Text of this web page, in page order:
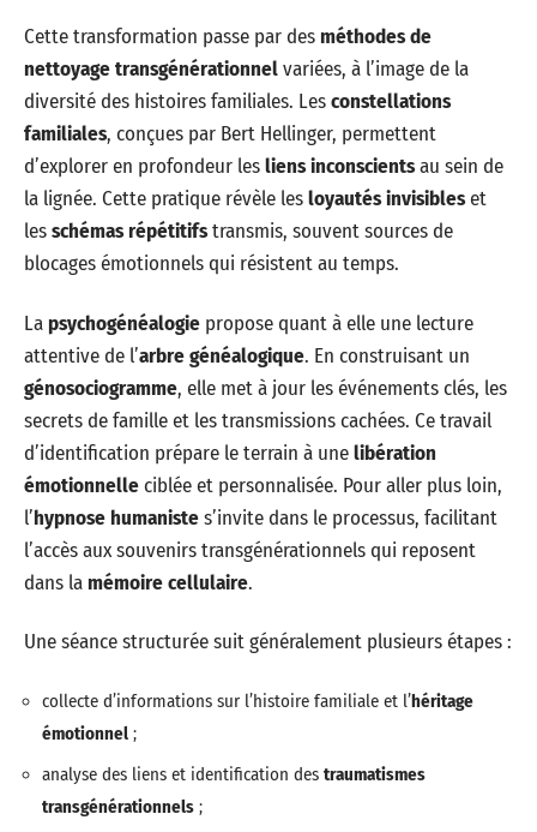
Cette transformation passe par desméthodes de
nettoyage transgénérationnelvariées, à l’image de la
diversité des histoires familiales. Lesconstellations
familiales, conçues par Bert Hellinger, permettent
d’explorer en profondeur lesliens inconscientsau sein de
la lignée. Cette pratique révèle lesloyautés invisibleset
lesschémas répétitifstransmis, souvent sources de
blocages émotionnels qui résistent au temps.
Lapsychogénéalogie propose quant à elle une lecture
attentive de l’arbre généalogique. En construisant un
génosociogramme, elle met à jour les événements clés, les
secrets de famille et les transmissions cachées. Ce travail
d’identification prépare le terrain à unelibération
émotionnelleciblée et personnalisée. Pour aller plus loin,
l’hypnose humanistes’invite dans le processus, facilitant
l’accès aux souvenirs transgénérationnels qui reposent
dans lamémoire cellulaire.
Une séance structurée suit généralement plusieurs étapes :
collecte d’informations sur l’histoire familiale et l’héritage
émotionnel ;
analyse des liens et identification des traumatismes
transgénérationnels ;